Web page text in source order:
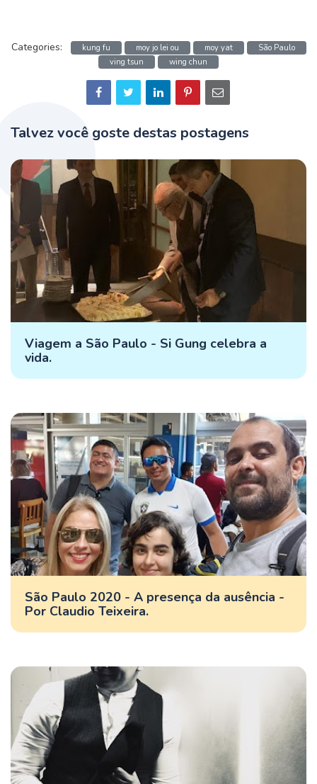
Categories: kung fu moy jo lei ou moy yat
São Paulo
ving tsun
wing chun
Talvez você goste destas postagens
Viagem a São Paulo - Si Gung celebra a
vida.
São Paulo 2020 - A presença da ausência -
Por Claudio Teixeira.